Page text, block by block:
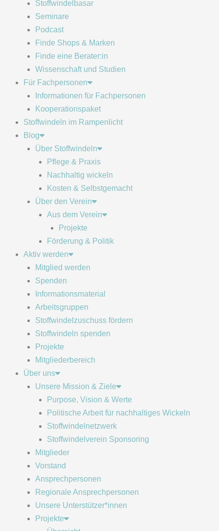
Stoffwindelbasar
Seminare
Podcast
Finde Shops & Marken
Finde eine Berater:in
Wissenschaft und Studien
Für Fachpersonen
Informationen für Fachpersonen
Kooperationspaket
Stoffwindeln im Rampenlicht
Blog
Über Stoffwindeln
Pflege & Praxis
Nachhaltig wickeln
Kosten & Selbstgemacht
Über den Verein
Aus dem Verein
Projekte
Förderung & Politik
Aktiv werden
Mitglied werden
Spenden
Informationsmaterial
Arbeitsgruppen
Stoffwindelzuschuss fördern
Stoffwindeln spenden
Projekte
Mitgliederbereich
Über uns
Unsere Mission & Ziele
Purpose, Vision & Werte
Politische Arbeit für nachhaltiges Wickeln
Stoffwindelnetzwerk
Stoffwindelverein Sponsoring
Mitglieder
Vorstand
Ansprechpersonen
Regionale Ansprechpersonen
Unsere Unterstützer*innen
Projekte